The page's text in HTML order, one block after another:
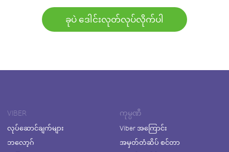
ခုပဲ ဒေါင်းလုတ်လုပ်လိုက်ပါ
VIBER
လုပ်ဆောင်ချက်များ
ဘလော့ဂ်
ကုမ္ပဏီ
Viber အကြောင်း
အမှတ်တံဆိပ် စင်တာ